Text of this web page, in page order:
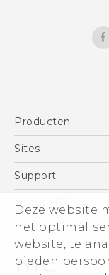
Deze website
het
website, te
bieden
Deutsch -
Producten
Telefoons
Vive
Accessoires
Sites
HTC Vive
Aan de slag
Support
Support voor
About HTC
ESG
Informatie over
Voor beleggers